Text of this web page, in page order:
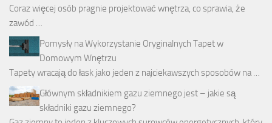
Coraz więcej osób pragnie projektować wnętrza, co sprawia, że
zawód …
Pomysły na Wykorzystanie Oryginalnych Tapet w
Domowym Wnętrzu
Tapety wracają do łask jako jeden z najciekawszych sposobów na …
Głównym składnikiem gazu ziemnego jest – jakie są
składniki gazu ziemnego?